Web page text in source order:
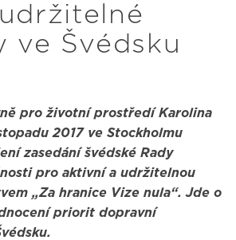
ve Švédsku
pro životní prostředí Karolina
2017 ve Stockholmu
zasedání švédské Rady
pro aktivní a udržitelnou
„Za hranice Vize nula“. Jde o
priorit dopravní